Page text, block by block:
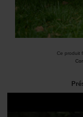
Ce produit